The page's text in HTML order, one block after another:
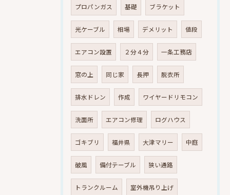
プロパンガス 基礎 ブラケット
光ケーブル 相場 デメリット 値段
エアコン設置 ２分４分 一条工務店
窓の上 同じ家 長押 脱衣所
排水ドレン 作成 ワイヤードリモコン
洗面所 エアコン修理 ログハウス
ゴキブリ 福井県 大津マリー 中庭
破風 備付テーブル 狭い通路
トランクルーム 室外機吊り上げ